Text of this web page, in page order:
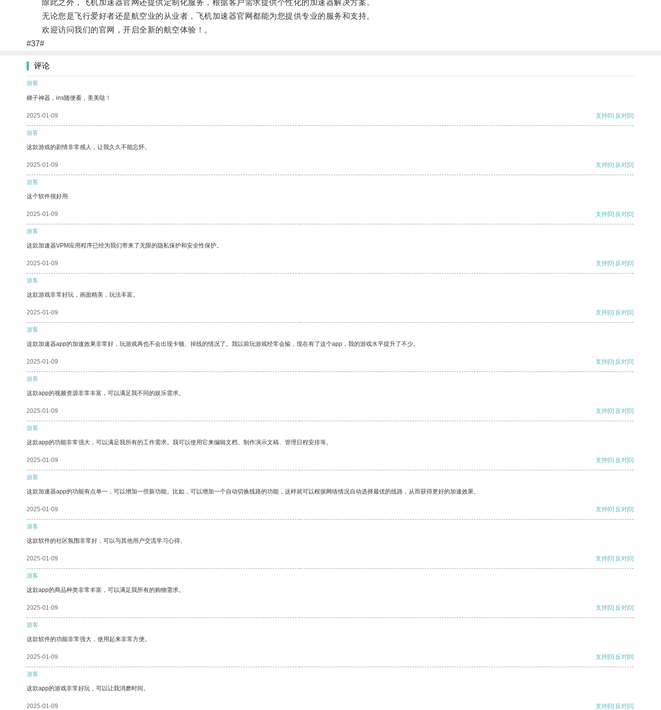
除此之外，飞机加速器官网还提供定制化服务，根据客户需求提供个性化的加速器解决方案。
无论您是飞行爱好者还是航空业的从业者，飞机加速器官网都能为您提供专业的服务和支持。
欢迎访问我们的官网，开启全新的航空体验！。
#37#
评论
游客
梯子神器，ins随便看，美美哒！
2025-01-09 支持[0] 反对[0]
游客
这款游戏的剧情非常感人，让我久久不能忘怀。
2025-01-09 支持[0] 反对[0]
游客
这个软件很好用
2025-01-09 支持[0] 反对[0]
游客
这款加速器VPM应用程序已经为我们带来了无限的隐私保护和安全性保护。
2025-01-09 支持[0] 反对[0]
游客
这款游戏非常好玩，画面精美，玩法丰富。
2025-01-09 支持[0] 反对[0]
游客
这款加速器app的加速效果非常好，玩游戏再也不会出现卡顿、掉线的情况了。我以前玩游戏经常会输，现在有了这个app，我的游戏水平提升了不少。
2025-01-09 支持[0] 反对[0]
游客
这款app的视频资源非常丰富，可以满足我不同的娱乐需求。
2025-01-09 支持[0] 反对[0]
游客
这款app的功能非常强大，可以满足我所有的工作需求。我可以使用它来编辑文档、制作演示文稿、管理日程安排等。
2025-01-09 支持[0] 反对[0]
游客
这款加速器app的功能有点单一，可以增加一些新功能。比如，可以增加一个自动切换线路的功能，这样就可以根据网络情况自动选择最优的线路，从而获得更好的加速效果。
2025-01-09 支持[0] 反对[0]
游客
这款软件的社区氛围非常好，可以与其他用户交流学习心得。
2025-01-09 支持[0] 反对[0]
游客
这款app的商品种类非常丰富，可以满足我所有的购物需求。
2025-01-09 支持[0] 反对[0]
游客
这款软件的功能非常强大，使用起来非常方便。
2025-01-09 支持[0] 反对[0]
游客
这款app的游戏非常好玩，可以让我消磨时间。
2025-01-09 支持[0] 反对[0]